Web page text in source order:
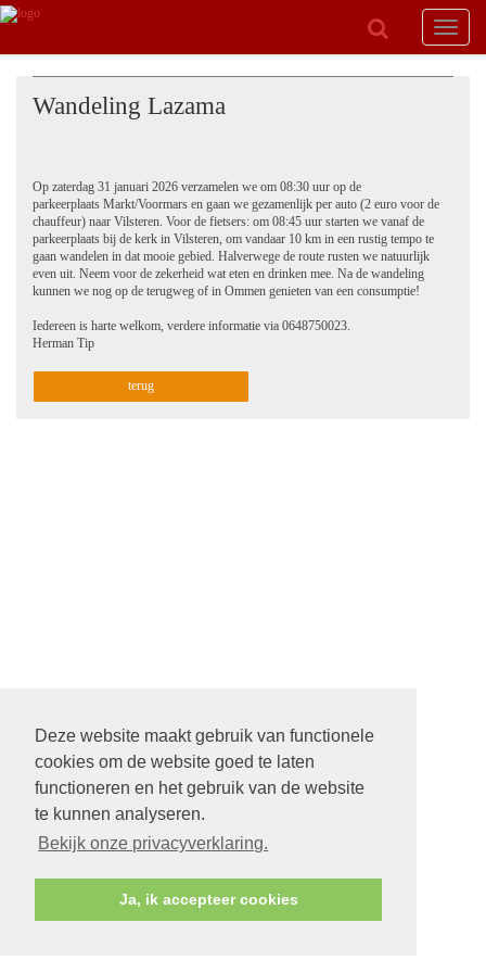
Deze website maakt gebruik van functionele
cookies om de website goed te laten
functioneren en het gebruik van de website
te kunnen analyseren.
Bekijk onze privacyverklaring.
Ja, ik accepteer cookies
Toggle
Wandeling Lazama
Op zaterdag 31 januari 2026 verzamelen we om 08:30 uur op de
parkeerplaats Markt/Voormars en gaan we gezamenlijk per auto (2 euro voor de
chauffeur) naar Vilsteren. Voor de fietsers: om 08:45 uur starten we vanaf de
parkeerplaats bij de kerk in Vilsteren, om vandaar 10 km in een rustig tempo te
gaan wandelen in dat mooie gebied. Halverwege de route rusten we natuurlijk
even uit. Neem voor de zekerheid wat eten en drinken mee. Na de wandeling
kunnen we nog op de terugweg of in Ommen genieten van een consumptie!
Iedereen is harte welkom, verdere informatie via 0648750023.
Herman Tip
terug